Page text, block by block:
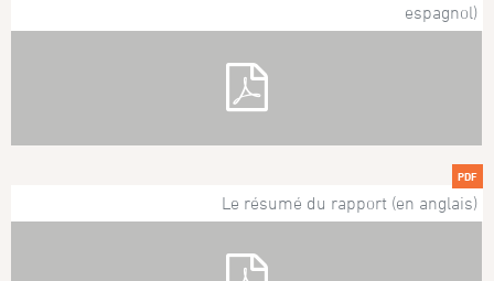
espagnol)
PDF
Le résumé du rapport (en anglais)